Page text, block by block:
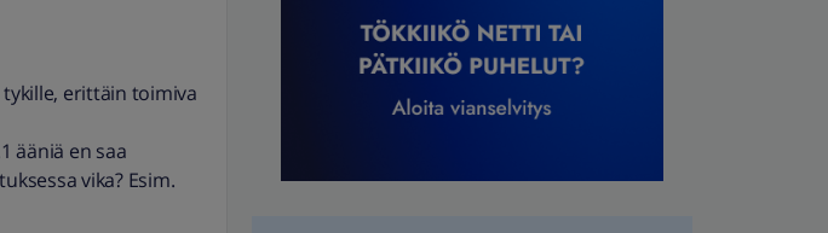
erittäin toimiva
ääniä en saa
vika? Esim.